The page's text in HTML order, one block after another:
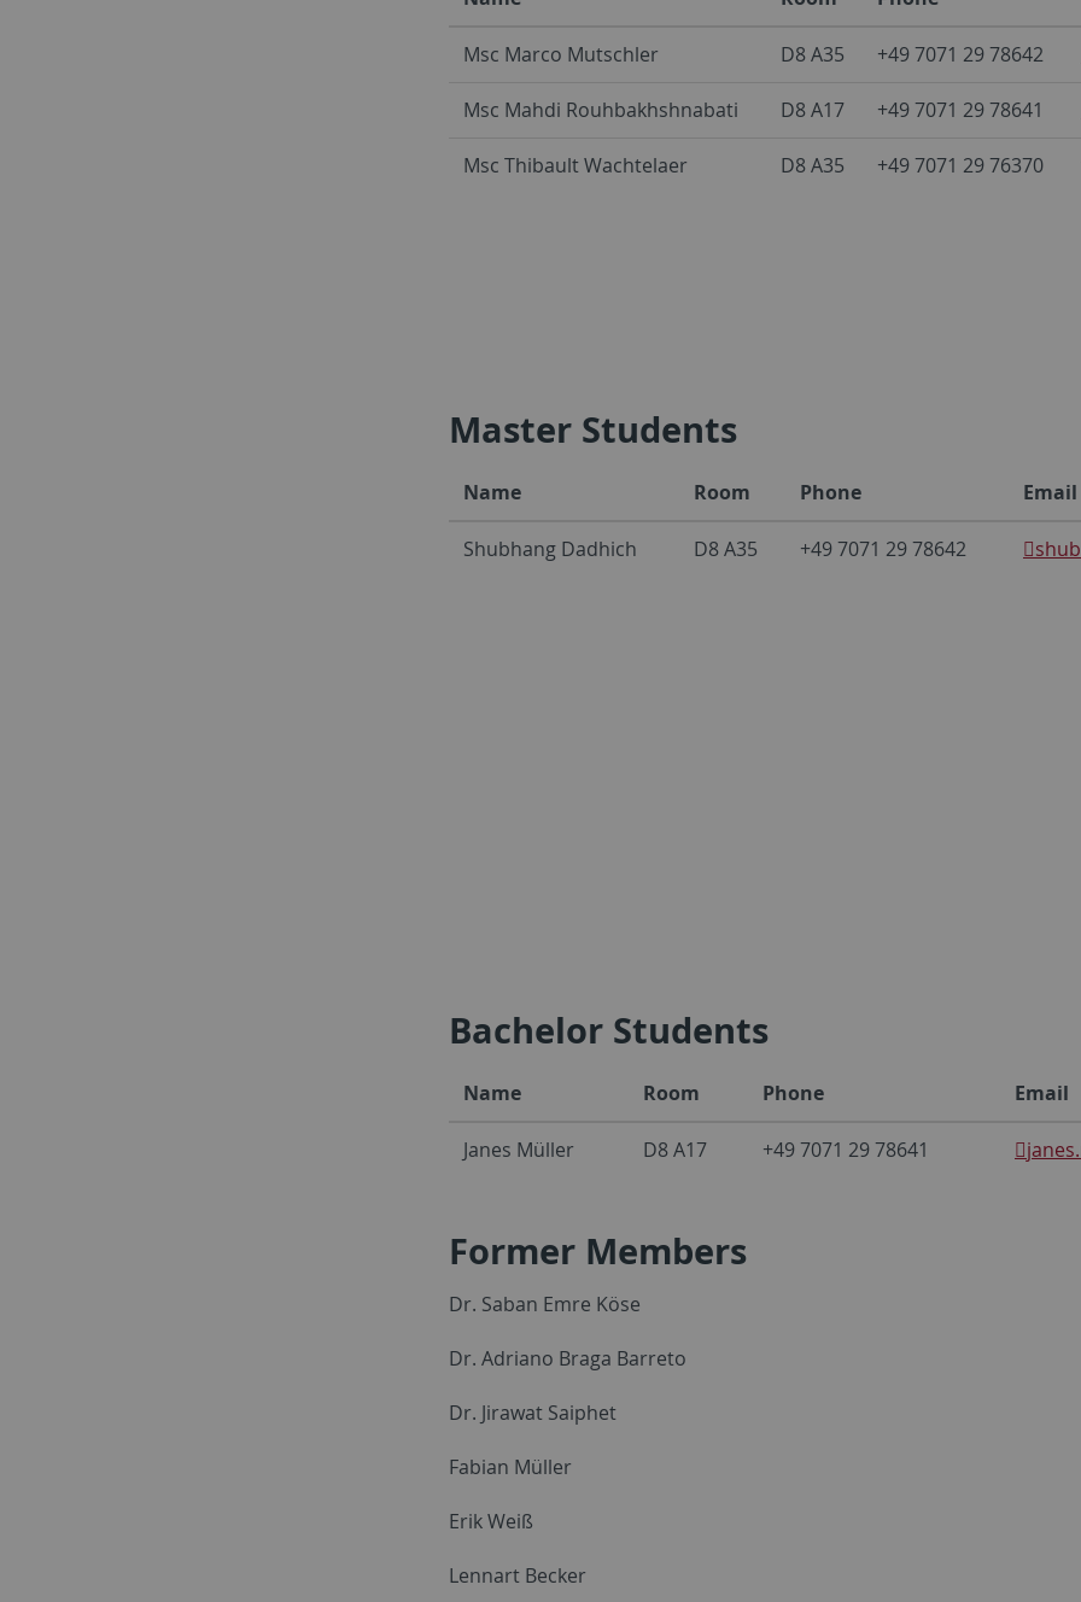
Msc Marco Mutschler D8 A35 +49 7071 29 78642
Msc Mahdi Rouhbakhshnabati D8 A17 +49 7071 29 78641
Msc Thibault Wachtelaer D8 A35 +49 7071 29 76370
Master Students
Name Room Phone Email
Shubhang Dadhich D8 A35 +49 7071 29 78642
Bachelor Students
Name Room Phone Email
Janes Müller D8 A17 +49 7071 29 78641
Former Members
Dr. Saban Emre Köse
Dr. Adriano Braga Barreto
Dr. Jirawat Saiphet
Fabian Müller
Erik Weiß
Lennart Becker